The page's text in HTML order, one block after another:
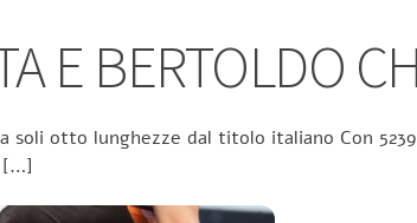
E BERTOLDO
soli otto lunghezze dal titolo italiano Con
[…]